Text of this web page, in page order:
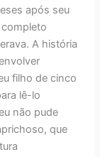
após seu
A história
filho de cinco
lê-lo
não pude
que